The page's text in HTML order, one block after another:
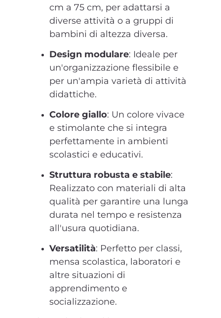
cm a 75 cm, per adattarsi a
diverse attività o a gruppi di
bambini di altezza diversa.
Design modulare: Ideale per
un'organizzazione flessibile e
per un'ampia varietà di attività
didattiche.
Colore giallo: Un colore vivace
e stimolante che si integra
perfettamente in ambienti
scolastici e educativi.
Struttura robusta e stabile:
Realizzato con materiali di alta
qualità per garantire una lunga
durata nel tempo e resistenza
all'usura quotidiana.
Versatilità: Perfetto per classi,
mensa scolastica, laboratori e
altre situazioni di
apprendimento e
socializzazione.